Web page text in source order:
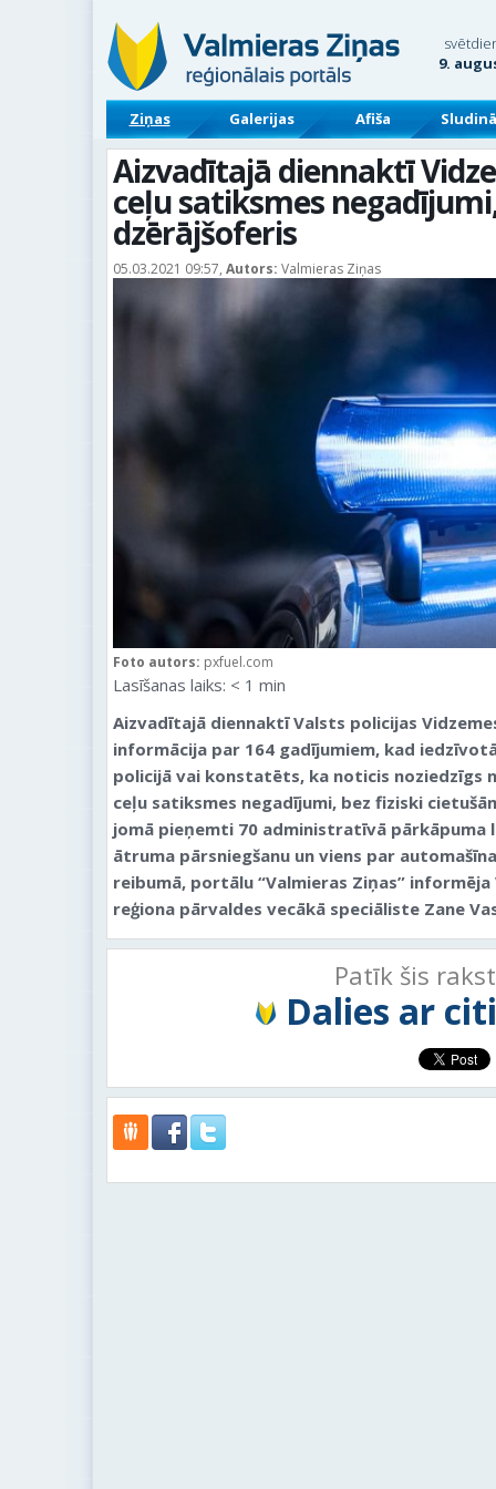
9.
Ziņas Galerijas Afiša
Aizvadītajā diennaktī
ceļu satiksmes
dzērājšoferis
05.03.2021 09:57, Autors: Valmieras Ziņas
Foto autors: pxfuel.com
Lasīšanas laiks: < 1 min
Aizvadītajā diennaktī Valsts policijas
informācija par 164 gadījumiem, kad
policijā vai konstatēts, ka noticis noziedzīgs
ceļu satiksmes negadījumi, bez fiziski
jomā pieņemti 70 administratīvā pārkāpuma
ātruma pārsniegšanu un viens par
reibumā, portālu “Valmieras Ziņas”
reģiona pārvaldes vecākā speciāliste Zane
Patīk šis
Dalies ar